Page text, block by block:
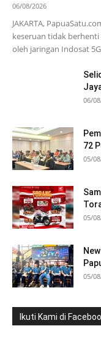
06/08/2026
JAKARTA,
keseruan tidak
oleh jaringan Indosat
06/
72
05/
05/
05/
Ikuti Kami di